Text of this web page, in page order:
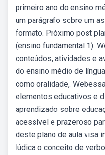
primeiro ano do ensino
um parágrafo sobre um
formato. Próximo post
(ensino fundamental 1).
conteúdos, atividades e
do ensino médio de
como oralidade,.
elementos educativos e
aprendizado sobre
acessível e prazeroso
deste plano de aula visa
lúdica o conceito de